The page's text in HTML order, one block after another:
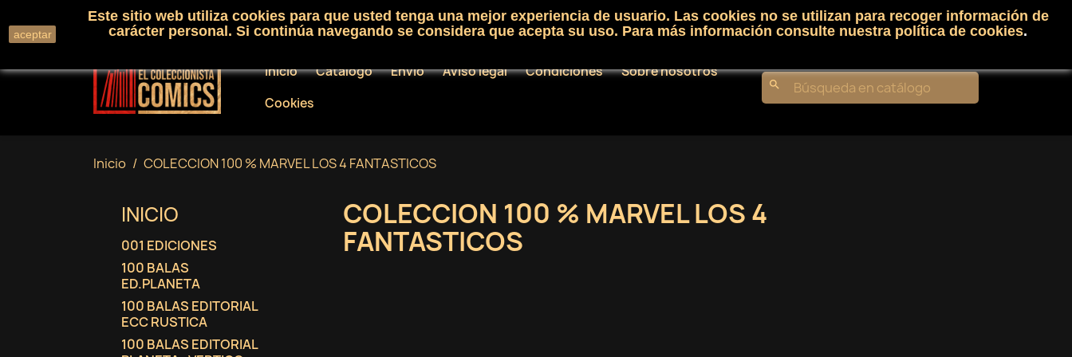
Llámenos:+34 91 530 01 33 Iniciar sesión shopping_cartCarrito(0)
Inicio Catálogo Envío Aviso legal Condiciones
Sobre nosotros
Cookies
search
Inicio COLECCION 100 % MARVEL LOS 4 FANTASTICOS
INICIO
001 EDICIONES
100 BALAS
ED.PLANETA
100 BALAS EDITORIAL
ECC RUSTICA
100 BALAS EDITORIAL
COLECCION 100 % MARVEL LOS 4
FANTASTICOS
aceptar
Este sitio web utiliza cookies para que usted tenga una mejor experiencia de usuario. Las cookies no se utilizan para recoger información de
carácter personal. Si continúa navegando se considera que acepta su uso. Para más información consulte nuestra política de cookies.